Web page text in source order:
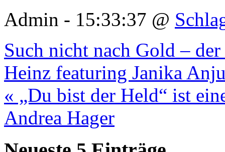
Admin - 15:33:37 @
Such nicht nach Gold –
Heinz featuring Janika
« „Du bist der Held“ ist
Andrea Hager